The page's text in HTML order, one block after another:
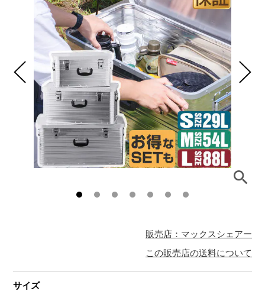
販売店：マックスシェアー
この販売店の送料について
サイズ